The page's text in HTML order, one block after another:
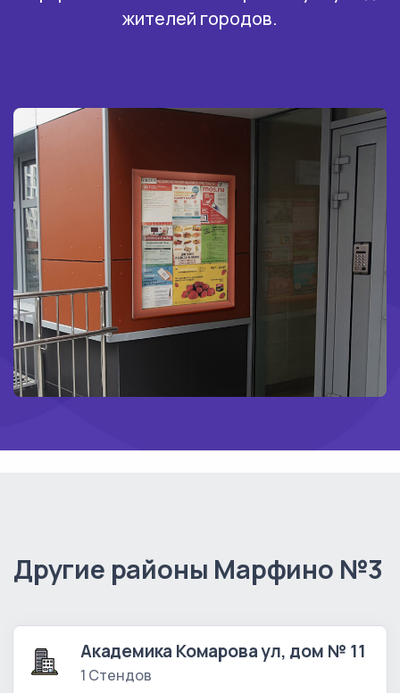
жителей городов.
Другие районы Марфино №3
Академика Комарова ул, дом № 11
1 Стендов